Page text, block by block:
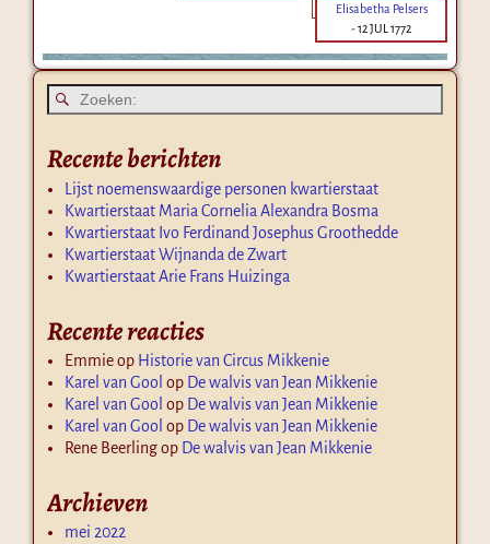
Elisabetha Pelsers
-12 JUL 1772
Recente berichten
Lijst noemenswaardige personen kwartierstaat
Kwartierstaat Maria Cornelia Alexandra Bosma
Kwartierstaat Ivo Ferdinand Josephus Groothedde
Kwartierstaat Wijnanda de Zwart
Kwartierstaat Arie Frans Huizinga
Recente reacties
Emmieop Historie van Circus Mikkenie
Karel van Gool op De walvis van Jean Mikkenie
Karel van Gool op De walvis van Jean Mikkenie
Karel van Gool op De walvis van Jean Mikkenie
Rene Beerlingop De walvis van Jean Mikkenie
Archieven
mei 2022